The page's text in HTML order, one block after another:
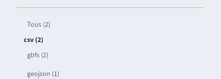
Tous (2)
csv (2)
gbfs (2)
geojson (1)